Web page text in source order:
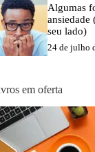
Algumas
ansiedade
seu lado)
24 de julho
em oferta